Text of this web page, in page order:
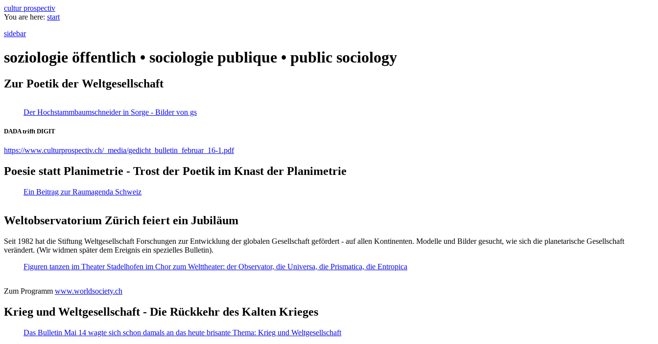
cultur prospectiv
You are here: start
sidebar
soziologie öffentlich • sociologie publique • public sociology
Zur Poetik der Weltgesellschaft
Der Hochstammbaumschneider in Sorge - Bilder von gs
DADA trifft DIGIT
https://www.culturprospectiv.ch/_media/gedicht_bulletin_februar_16-1.pdf
Poesie statt Planimetrie - Trost der Poetik im Knast der Planimetrie
Ein Beitrag zur Raumagenda Schweiz
Weltobservatorium Zürich feiert ein Jubiläum
Seit 1982 hat die Stiftung Weltgesellschaft Forschungen zur Entwicklung der globalen Gesellschaft gefördert - auf allen Kontinenten. Modelle und Bilder gesucht, wie sich die planetarische Gesellschaft
verändert. (Wir widmen später dem Ereignis ein spezielles Bulletin).
Figuren tanzen im Theater Stadelhofen im Chor zum Welttheater: der Observator, die Universa, die Prismatica, die Entropica
Zum Programm www.worldsociety.ch
Krieg und Weltgesellschaft - Die Rückkehr des Kalten Krieges
Das Bulletin Mai 14 wagte sich schon damals an das heute brisante Thema: Krieg und Weltgesellschaft